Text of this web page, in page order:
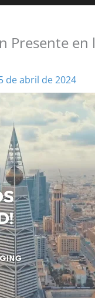
Presente
de abril de 2024